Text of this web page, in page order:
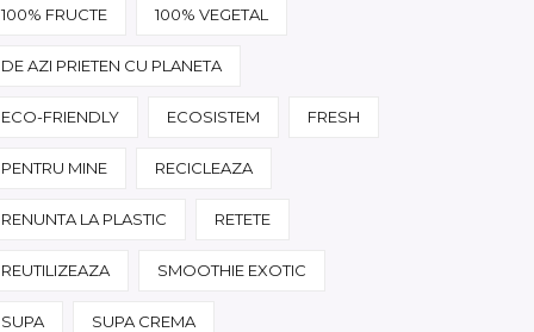
100% FRUCTE 100% VEGETAL
DE AZI PRIETEN CU PLANETA
ECO-FRIENDLY ECOSISTEM FRESH
PENTRU MINE RECICLEAZA
RENUNTA LA PLASTIC RETETE
REUTILIZEAZA SMOOTHIE EXOTIC
SUPA SUPA CREMA